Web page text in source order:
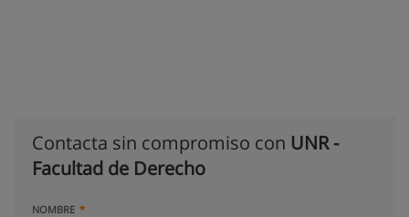
Contacta sin compromiso con UNR -
Facultad de Derecho
NOMBRE